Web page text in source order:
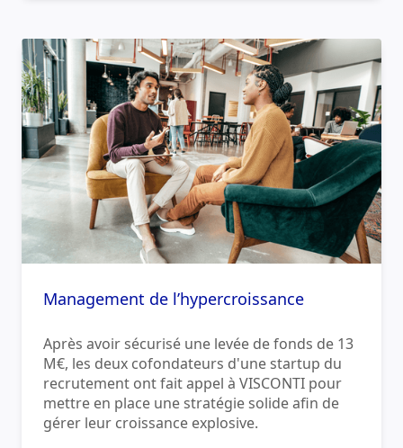
Management de l’hypercroissance
Après avoir sécurisé une levée de fonds de 13
M€, les deux cofondateurs d'une startup du
recrutement ont fait appel à VISCONTI pour
mettre en place une stratégie solide afin de
gérer leur croissance explosive.